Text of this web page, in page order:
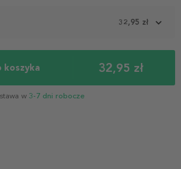
32,95 zł
koszyka 32,95 zł
w 3-7 dni robocze